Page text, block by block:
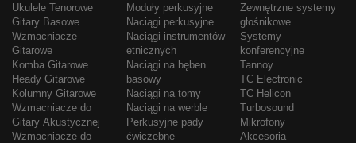
Ukulele Tenorowe
Gitary Basowe
Wzmacniacze
Gitarowe
Komba Gitarowe
Heady Gitarowe
Kolumny Gitarowe
Wzmacniacze do
Gitary Akustycznej
Wzmacniacze do
Moduły perkusyjne
Naciągi perkusyjne
Naciągi instrumentów
etnicznych
Naciągi na bęben
basowy
Naciągi na tomy
Naciągi na werble
Perkusyjne pady
ćwiczebne
Zewnętrzne systemy
głośnikowe
Systemy
konferencyjne
Tannoy
TC Electronic
TC Helicon
Turbosound
Mikrofony
Akcesoria